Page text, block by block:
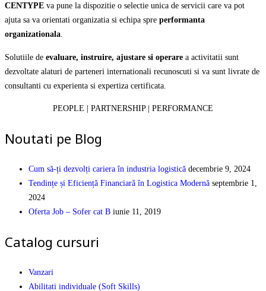
CENTYPE va pune la dispozitie o selectie unica de servicii care va pot
ajuta sa va orientati organizatia si echipa spre performanta
organizationala.
Solutiile de evaluare, instruire, ajustare si operare a activitatii sunt
dezvoltate alaturi de parteneri internationali recunoscuti si va sunt livrate de
consultanti cu experienta si expertiza certificata.
PEOPLE | PARTNERSHIP | PERFORMANCE
Noutati pe Blog
Cum să-ți dezvolți cariera în industria logistică decembrie 9, 2024
Tendințe și Eficiență Financiară în Logistica Modernă septembrie 1,
2024
Oferta Job – Sofer cat B iunie 11, 2019
Catalog cursuri
Vanzari
Abilitati individuale (Soft Skills)